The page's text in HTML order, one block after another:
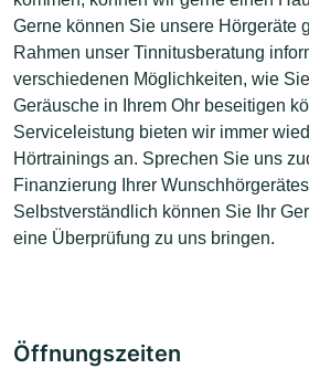
Gerne können Sie unsere Hörgeräte
Rahmen unser Tinnitusberatung
verschiedenen Möglichkeiten, wie
Geräusche in Ihrem Ohr beseitigen
Serviceleistung bieten wir immer
Hörtrainings an. Sprechen Sie uns
Finanzierung Ihrer
Selbstverständlich können Sie Ihr
eine Überprüfung zu uns bringen.
Öffnungszeiten